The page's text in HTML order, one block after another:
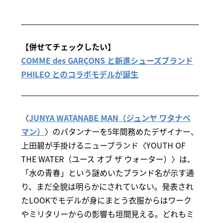
【併せてチェックしたい】
COMME des GARÇONS と新進シューズブランド
PHILEO とのコラボモデルが誕生
〈JUNYA WATANABE MAN（ジュンヤ ワタナベ
マン） 〉のパタンナーを5年間務めたデザイナー、
上田碧が手掛けるニューブランド〈YOUTH OF
THE WATER（ユース オブ ザ ウォーター）〉は、
「水の青春」という謎めいたブランド名が示す通
り、まだ全貌は明らかにされていない。発表され
たLOOKでモデルが身にまとう衣服からはワーク
やミリタリーからの影響も垣間見える。どれもミ